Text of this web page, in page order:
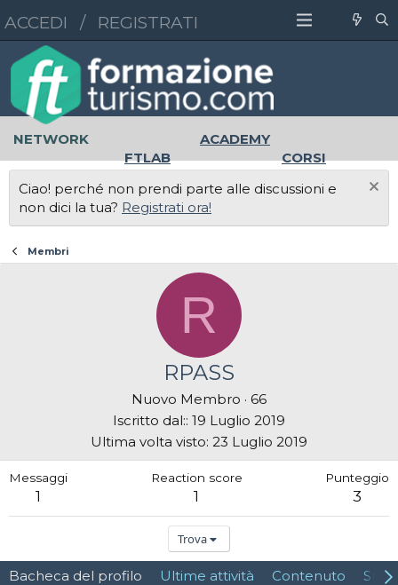
ACCEDI / REGISTRATI
NETWORK
ACADEMY
FTLAB
CORSI
LAVORO
Ciao! perché non prendi parte alle discussioni e
non dici la tua? Registrati ora!
Membri
R
RPASS
Nuovo Membro · 66
Iscritto dal: 19 Luglio 2019
Ultima volta visto 23 Luglio 2019
Messaggi
1
Reaction score
1
Punteggio
3
Trova
Bacheca del profilo Ultime attività Contenuto Su